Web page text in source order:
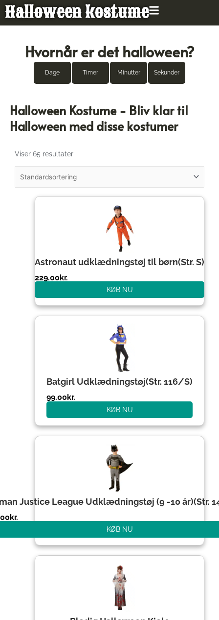
Gå
indholdet
Halloween kostume
Hvornår er det halloween?
Dage Timer Minutter Sekunder
Halloween Kostume - Bliv klar til
Halloween med disse kostumer
Viser 65 resultater
Astronaut udklædningstøj til børn(Str. S)
229.00kr.
KØB NU
Batgirl Udklædningstøj(Str. 116/S)
99.00kr.
KØB NU
Justice League Udklædningstøj (9 -10 år)(Str.
kr.
KØB NU